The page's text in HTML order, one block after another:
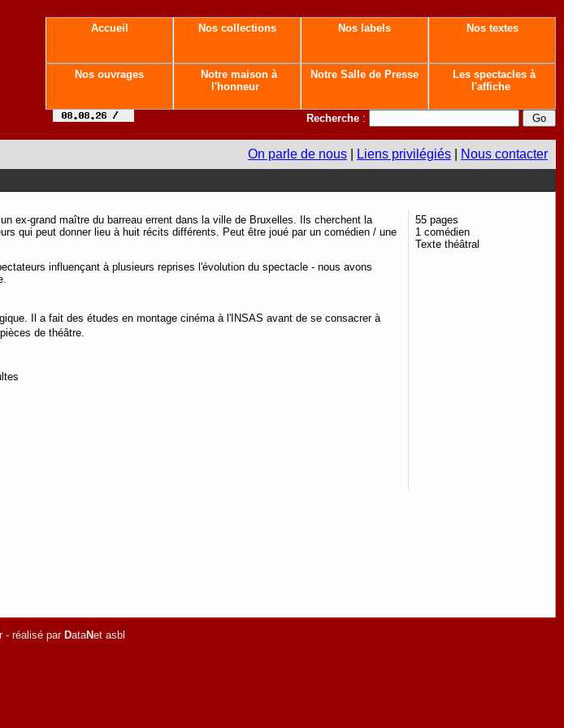
Accueil Nos collections Nos labels Nos textes
Nos ouvrages
Notre maison à
l'honneur
Notre Salle de Presse
Les spectacles à
l'affiche
Recherche :
On parle de nous Liens privilégiés Nous contacter
ex-grand maître du barreau errent dans la ville de Bruxelles. Ils cherchent la
qui peut donner lieu à huit récits différents. Peut être joué par un comédien / une
influençant à plusieurs reprises l'évolution du spectacle - nous avons
Il a fait des études en montage cinéma à l'INSAS avant de se consacrer à
de théâtre.
55 pages
1 comédien
Texte théâtral
- réalisé par DataNet asbl